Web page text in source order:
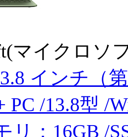
マイクロソ
インチ（
PC /13.8型 /
リ：16GB /